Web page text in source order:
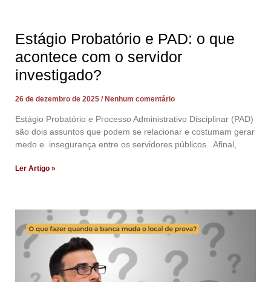
Estágio Probatório e PAD: o que
acontece com o servidor
investigado?
26 de dezembro de 2025 Nenhum comentário
Estágio Probatório e Processo Administrativo Disciplinar (PAD)
são dois assuntos que podem se relacionar e costumam gerar
medo e insegurança entre os servidores públicos. Afinal,
Ler Artigo »